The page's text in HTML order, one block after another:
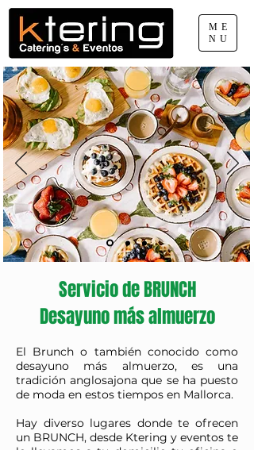
ME
NU
660 077 888
pep.sabater@ktering.net
Servicio de BRUNCH
Desayuno más almuerzo
El Brunch o también conocido como
desayuno más almuerzo, es una
tradición anglosajona que se ha puesto
de moda en estos tiempos en Mallorca.
Hay diverso lugares donde te ofrecen
un BRUNCH, desde Ktering y eventos te